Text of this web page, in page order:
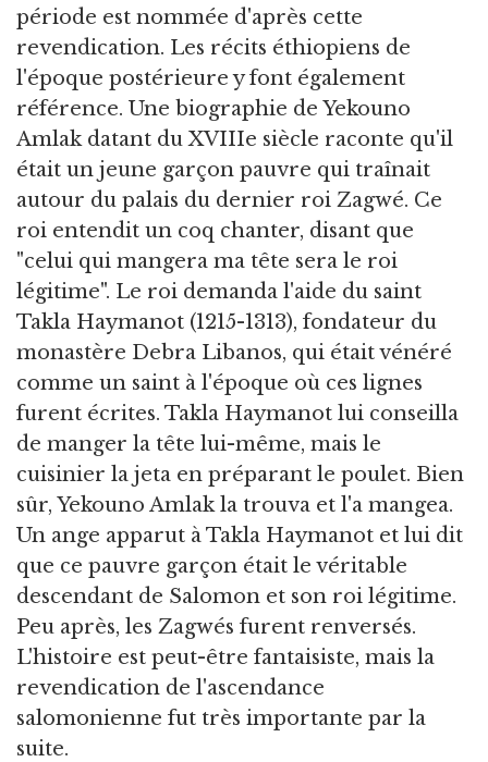
période est nommée d'après cette
revendication. Les récits éthiopiens de
l'époque postérieure y font également
référence. Une biographie de Yekouno
Amlak datant du XVIIIe siècle raconte qu'il
était un jeune garçon pauvre qui traînait
autour du palais du dernier roi Zagwé. Ce
roi entendit un coq chanter, disant que
"celui qui mangera ma tête sera le roi
légitime". Le roi demanda l'aide du saint
Takla Haymanot (1215-1313), fondateur du
monastère Debra Libanos, qui était vénéré
comme un saint à l'époque où ces lignes
furent écrites. Takla Haymanot lui conseilla
de manger la tête lui-même, mais le
cuisinier la jeta en préparant le poulet. Bien
sûr, Yekouno Amlak la trouva et l'a mangea.
Un ange apparut à Takla Haymanot et lui dit
que ce pauvre garçon était le véritable
descendant de Salomon et son roi légitime.
Peu après, les Zagwés furent renversés.
L'histoire est peut-être fantaisiste, mais la
revendication de l'ascendance
salomonienne fut très importante par la
suite.